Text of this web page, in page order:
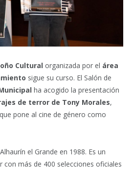
Cultural organizada por el área
sigue su curso. El Salón de
ha acogido la presentación
de terror de Tony Morales,
pone al cine de género como
el Grande en 1988. Es un
con más de 400 selecciones oficiales